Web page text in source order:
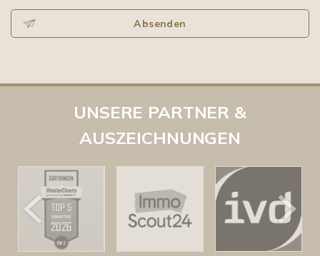
Absenden
UNSERE PARTNER &
AUSZEICHNUNGEN